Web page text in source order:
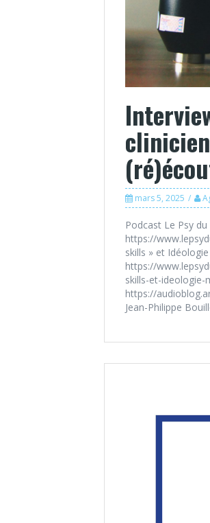
mars 5, 2025
Podcast Le Psy
https://
skills » et
https://
skills-et-ideologie-
https://
Jean-Philippe